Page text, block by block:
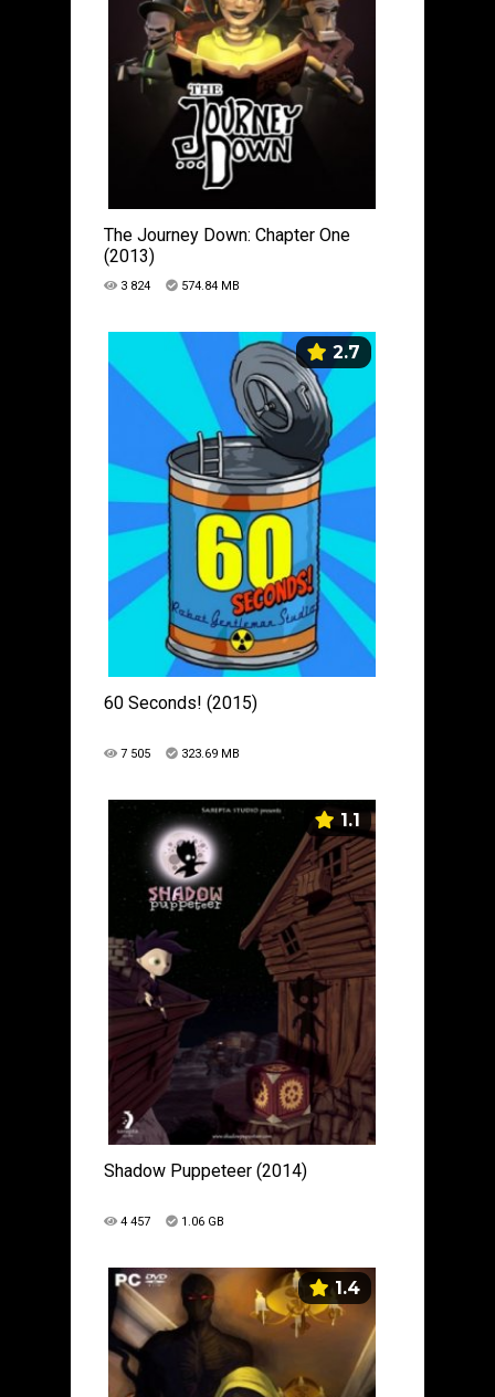
The Journey Down: Chapter One
(2013)
3 824 574.84 MB
2.7
60 Seconds! (2015)
7 505 323.69 MB
1.1
Shadow Puppeteer (2014)
4 457 1.06 GB
1.4